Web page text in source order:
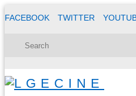
FACEBOOK TWITTER